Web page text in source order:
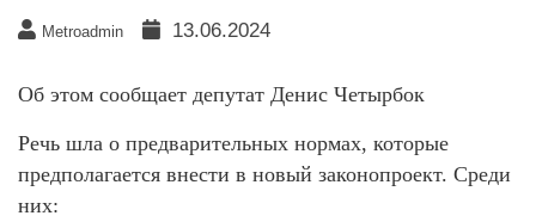
Metroadmin 13.06.2024
Об этом сообщает депутат Денис Четырбок
Речь шла о предварительных нормах, которые
предполагается внести в новый законопроект. Среди
них: